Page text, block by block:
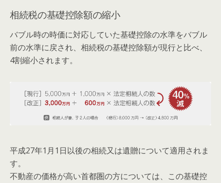
相続税の基礎控除額の縮小
バブル時の時価に対応していた基礎控除の水準をバブル
前の水準に戻され、相続税の基礎控除額が現行と比べ、
4割縮小されます。
平成27年1月1日以後の相続又は遺贈について適用されま
す。
不動産の価格が高い首都圏の方については、この基礎控